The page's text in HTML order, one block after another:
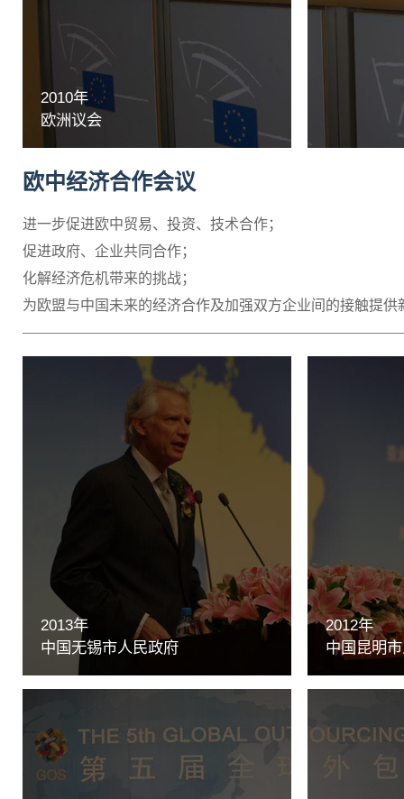
2010年
欧洲议会
欧中经济合作会议
进一步促进欧中贸易、投资、技术合作；
促进政府、企业共同合作；
化解经济危机带来的挑战；
为欧盟与中国未来的经济合作及加强双方企业间的接触提供
2013年
中国无锡市人民政府
2012年
中国昆明